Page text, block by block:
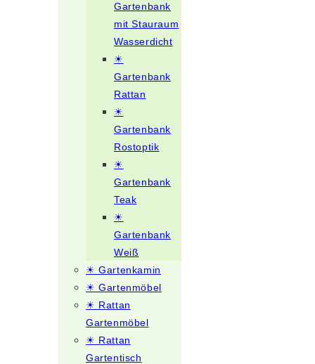
Gartenbank
mit Stauraum
Wasserdicht
☀
Gartenbank
Rattan
☀
Gartenbank
Rostoptik
☀
Gartenbank
Teak
☀
Gartenbank
Weiß
☀ Gartenkamin
☀ Gartenmöbel
☀ Rattan
Gartenmöbel
☀ Rattan
Gartentisch